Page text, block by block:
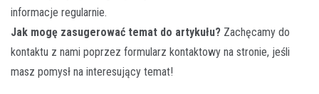
informacje regularnie.
Jak mogę zasugerować temat do artykułu? Zachęcamy do
kontaktu z nami poprzez formularz kontaktowy na stronie, jeśli
masz pomysł na interesujący temat!